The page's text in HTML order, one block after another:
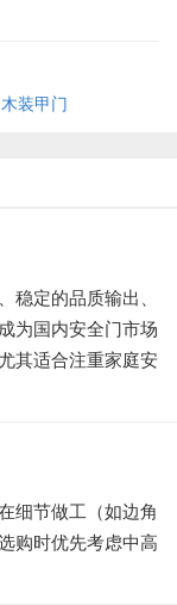
装甲门
稳定的品质输出、
为国内安全门市场
其适合注重家庭安
细节做工（如边角
购时优先考虑中高